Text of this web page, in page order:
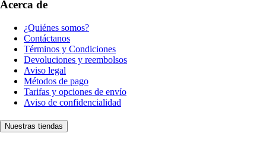
Acerca de
¿Quiénes somos?
Contáctanos
Términos y Condiciones
Devoluciones y reembolsos
Aviso legal
Métodos de pago
Tarifas y opciones de envío
Aviso de confidencialidad
Nuestras tiendas